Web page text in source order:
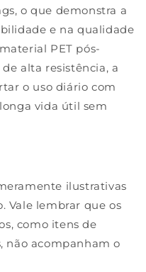
o que demonstra a
e na qualidade
PET pós-
alta resistência, a
o uso diário com
vida útil sem
ilustrativas
Vale lembrar que os
como itens de
não acompanham o